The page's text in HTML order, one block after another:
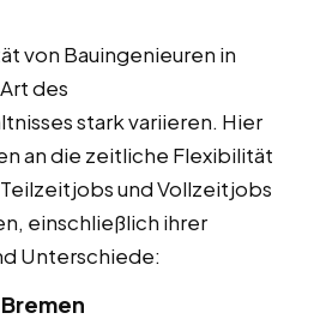
von Bauingenieuren in
des
stark variieren. Hier
an die zeitliche Flexibilität
und Vollzeitjobs
einschließlich ihrer
Unterschiede: